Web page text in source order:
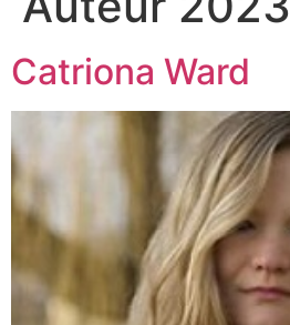
Catriona Ward